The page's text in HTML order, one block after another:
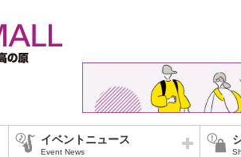
イベントニュース
Event News